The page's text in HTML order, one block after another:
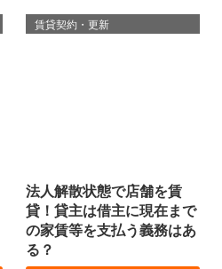
賃貸契約・更新
法人解散状態で店舗を賃
貸！貸主は借主に現在まで
の家賃等を支払う義務はあ
る？